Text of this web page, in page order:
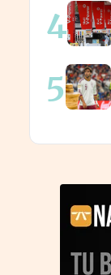
4
5